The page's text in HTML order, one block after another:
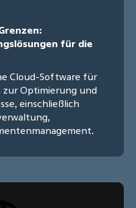
für die
Cloud-Software für
Optimierung und
einschließlich